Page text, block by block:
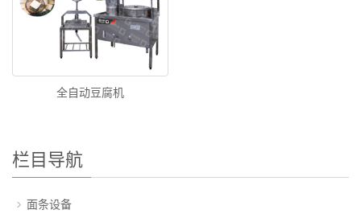
全自动豆腐机
栏目导航
面条设备